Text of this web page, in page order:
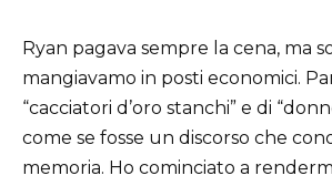
Ryan pagava sempre la cena, ma
mangiavamo in posti economici.
“cacciatori d’oro stanchi” e di
come se fosse un discorso che
memoria. Ho cominciato a